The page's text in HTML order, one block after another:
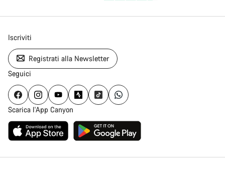
Iscriviti
Registrati alla Newsletter
Seguici
Scarica l'App Canyon